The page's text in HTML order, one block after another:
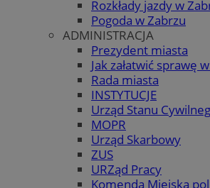
Rozkłady jazdy w
Pogoda w Zabrzu
ADMINISTRACJA
Prezydent miasta
Jak załatwić sprawę
Rada miasta
INSTYTUCJE
Urząd Stanu
MOPR
Urząd Skarbowy
ZUS
URZąd Pracy
Komenda Miejska